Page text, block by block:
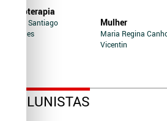
Soroterapia
Jairo Santiago
Novaes
Mulher
Maria Regina
Vicentin
COLUNISTAS